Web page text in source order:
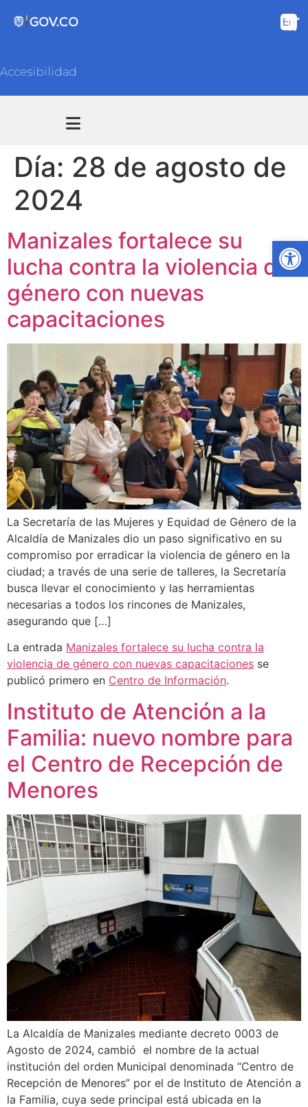
Accesibilidad
Día: 28 de agosto de
2024
Manizales fortalece su
lucha contra la violencia de
género con nuevas
capacitaciones
La Secretaría de las Mujeres y Equidad de Género de la
Alcaldía de Manizales dio un paso significativo en su
compromiso por erradicar la violencia de género en la
ciudad; a través de una serie de talleres, la Secretaría
busca llevar el conocimiento y las herramientas
necesarias a todos los rincones de Manizales,
asegurando que […]
La entrada Manizales fortalece su lucha contra la
violencia de género con nuevas capacitaciones se
publicó primero en Centro de Información.
Instituto de Atención a la
Familia: nuevo nombre para
el Centro de Recepción de
Menores
La Alcaldía de Manizales mediante decreto 0003 de
Agosto de 2024, cambió el nombre de la actual
institución del orden Municipal denominada “Centro de
Recepción de Menores” por el de Instituto de Atención a
la Familia, cuya sede principal está ubicada en la